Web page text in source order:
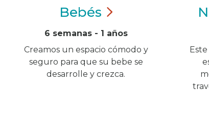
Bebés
6 semanas - 1 años
Creamos un espacio cómodo y
seguro para que su bebe se
desarrolle y crezca.